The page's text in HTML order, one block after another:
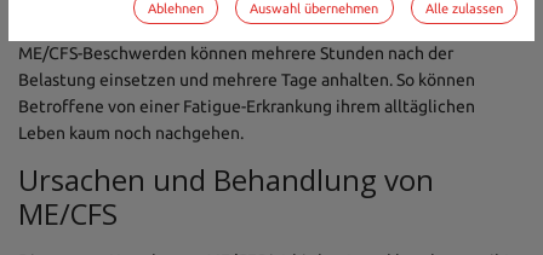
Muskelschmerzen oder immunologischen Symptomen. Diese
ME/CFS-Beschwerden können mehrere Stunden nach der
Belastung einsetzen und mehrere Tage anhalten. So können
Betroffene von einer Fatigue-Erkrankung ihrem alltäglichen
Leben kaum noch nachgehen.
Ursachen und Behandlung von
ME/CFS
Ablehnen Auswahl übernehmen Alle zulassen